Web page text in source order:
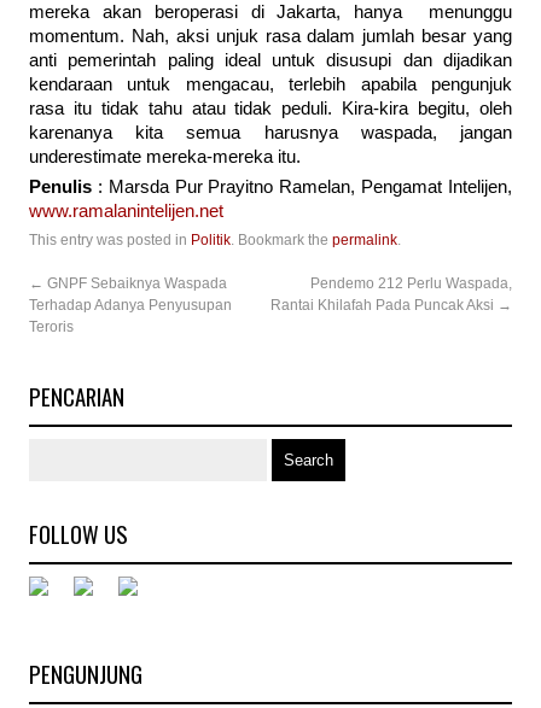
mereka akan beroperasi di Jakarta, hanya menunggu
momentum. Nah, aksi unjuk rasa dalam jumlah besar yang
anti pemerintah paling ideal untuk disusupi dan dijadikan
kendaraan untuk mengacau, terlebih apabila pengunjuk
rasa itu tidak tahu atau tidak peduli. Kira-kira begitu, oleh
karenanya kita semua harusnya waspada, jangan
underestimate mereka-mereka itu.
Penulis : Marsda Pur Prayitno Ramelan, Pengamat Intelijen,
www.ramalanintelijen.net
This entry was posted in Politik. Bookmark the permalink.
← GNPF Sebaiknya Waspada
Terhadap Adanya Penyusupan
Teroris
Pendemo 212 Perlu Waspada,
Rantai Khilafah Pada Puncak Aksi →
PENCARIAN
FOLLOW US
PENGUNJUNG